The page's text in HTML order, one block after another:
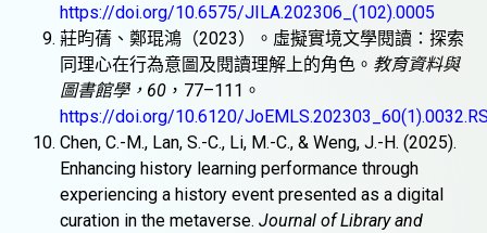
https://doi.org/10.6575/JILA.202306_(102).0005
莊昀蒨、鄭琨鴻（2023）。虛擬實境文學閱讀：探索
同理心在行為意圖及閱讀理解上的角色。 教育資料與
圖書館學，60 ，77–111。
https://doi.org/10.6120/
Chen, C.-M., Lan, S.-C., Li, M.-C., & Weng, J.-H. (2025).
Enhancing history learning performance through
experiencing a history event presented as a digital
curation in the metaverse. Journal of Library and